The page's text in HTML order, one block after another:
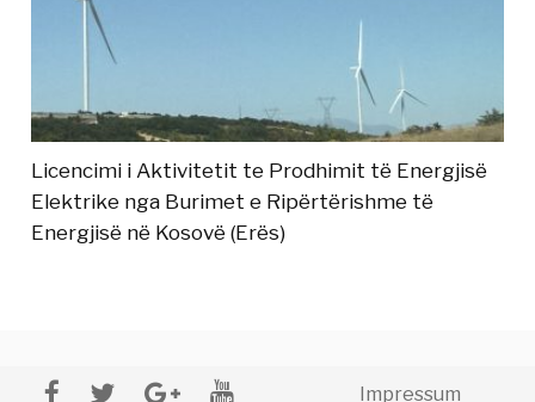
Licencimi i Aktivitetit te Prodhimit të Energjisë
Elektrike nga Burimet e Ripërtërishme të
Energjisë në Kosovë (Erës)
Impressum